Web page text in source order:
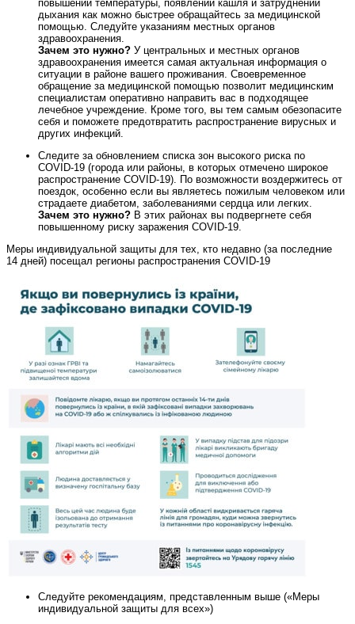
повышении температуры, появлении кашля и затруднении
дыхания как можно быстрее обращайтесь за медицинской
помощью. Следуйте указаниям местных органов
здравоохранения.
Зачем это нужно? У центральных и местных органов
здравоохранения имеется самая актуальная информация о
ситуации в районе вашего проживания. Своевременное
обращение за медицинской помощью позволит медицинским
специалистам оперативно направить вас в подходящее
лечебное учреждение. Кроме того, вы тем самым обезопасите
себя и поможете предотвратить распространение вирусных и
других инфекций.
Следите за обновлением списка зон высокого риска по
COVID‑19 (города или районы, в которых отмечено широкое
распространение COVID‑19). По возможности воздержитесь от
поездок, особенно если вы являетесь пожилым человеком или
страдаете диабетом, заболеваниями сердца или легких.
Зачем это нужно? В этих районах вы подвергнете себя
повышенному риску заражения COVID‑19.
Меры индивидуальной защиты для тех, кто недавно (за последние
14 дней) посещал регионы распространения COVID‑19
Следуйте рекомендациям, представленным выше («Меры
индивидуальной защиты для всех»)